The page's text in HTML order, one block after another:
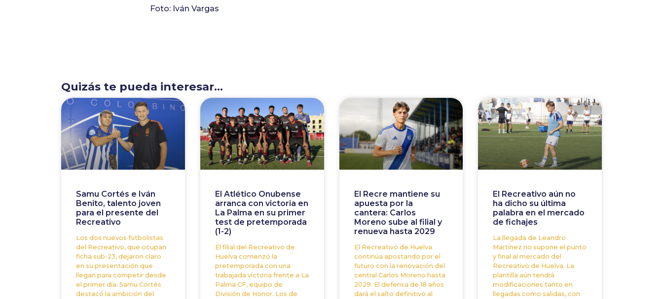
Foto: Iván Vargas
Quizás te pueda interesar...
Samu Cortés e Iván
Benito, talento joven
para el presente del
Recreativo
Los dos nuevos futbolistas
del Recreativo, que ocupan
ficha sub-23, dejaron claro
en su presentación que
llegan para competir desde
el primer día. Samu Cortés
destacó la ambición del
El Atlético Onubense
arranca con victoria en
La Palma en su primer
test de pretemporada
(1-2)
El filial del Recreativo de
Huelva comenzó la
pretemporada con una
trabajada victoria frente a La
Palma CF, equipo de
División de Honor. Los de
El Recre mantiene su
apuesta por la
cantera: Carlos
Moreno sube al filial y
renueva hasta 2029
El Recreativo de Huelva
continúa apostando por el
futuro con la renovación del
central Carlos Moreno hasta
2029. El defensa de 18 años
dará el salto definitivo al
El Recreativo aún no
ha dicho su última
palabra en el mercado
de fichajes
La llegada de Leandro
Martínez no supone el punto
y final al mercado del
Recreativo de Huelva. La
plantilla aún tendrá
modificaciones tanto en
llegadas como salidas, con